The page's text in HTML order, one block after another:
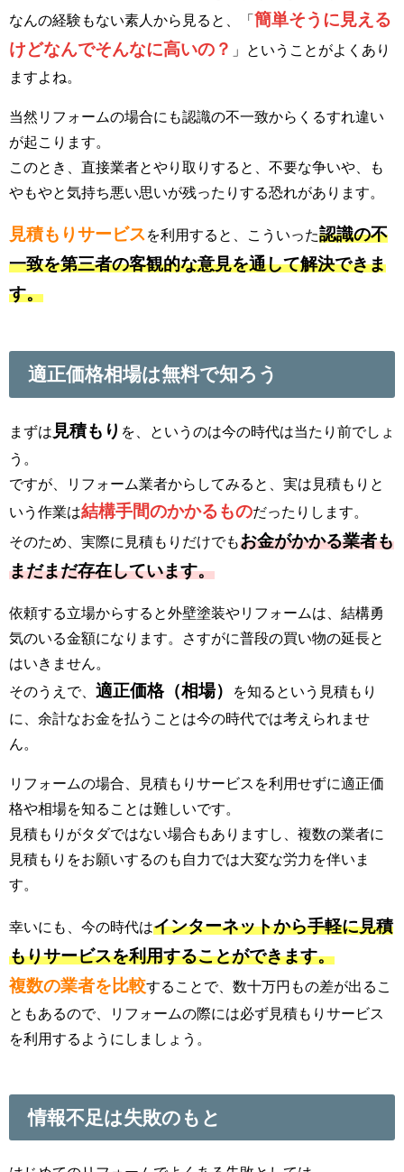
なんの経験もない素人から見ると、「 簡単そうに見える
けどなんでそんなに高いの？ 」ということがよくあり
ますよね。
当然リフォームの場合にも認識の不一致からくるすれ違い
が起こります。
このとき、直接業者とやり取りすると、不要な争いや、も
やもやと気持ち悪い思いが残ったりする恐れがあります。
見積もりサービス を利用すると、こういった認識の不
一致を第三者の客観的な意見を通して解決できま
す。
適正価格相場は無料で知ろう
まずは 見積もり を、というのは今の時代は当たり前でしょ
う。
ですが、リフォーム業者からしてみると、実は見積もりと
いう作業は結構手間のかかるものだったりします。
そのため、実際に見積もりだけでもお金がかかる業者も
まだまだ存在しています。
依頼する立場からすると外壁塗装やリフォームは、結構勇
気のいる金額になります。さすがに普段の買い物の延長と
はいきません。
そのうえで、 適正価格（相場）
を知るという見積もり
に、余計なお金を払うことは今の時代では考えられませ
ん。
リフォームの場合、見積もりサービスを利用せずに適正価
格や相場を知ることは難しいです。
見積もりがタダではない場合もありますし、複数の業者に
見積もりをお願いするのも自力では大変な労力を伴いま
す。
幸いにも、今の時代はインターネットから手軽に見積
もりサービスを利用することができます。
複数の業者を比較することで、数十万円もの差が出るこ
ともあるので、リフォームの際には必ず見積もりサービス
を利用するようにしましょう。
情報不足は失敗のもと